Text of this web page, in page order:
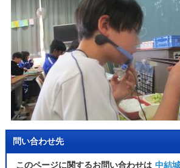
問い合わせ先
このページに関するお問い合わせは 中結